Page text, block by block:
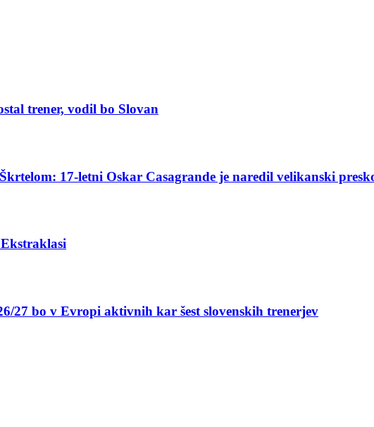
trener, vodil bo Slovan
17-letni Oskar Casagrande je naredil velikanski
27 bo v Evropi aktivnih kar šest slovenskih trenerjev